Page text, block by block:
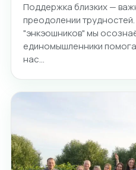
Поддержка близких —
преодолении
"энкэошников" мы
единомышленники
нас…